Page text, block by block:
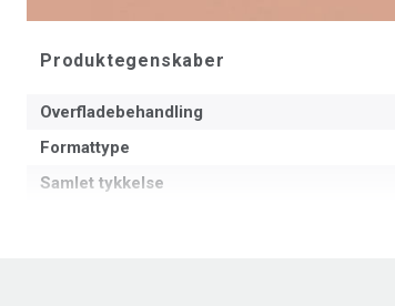
Produktegenskaber
Overfladebehandling
Formattype
Samlet tykkelse